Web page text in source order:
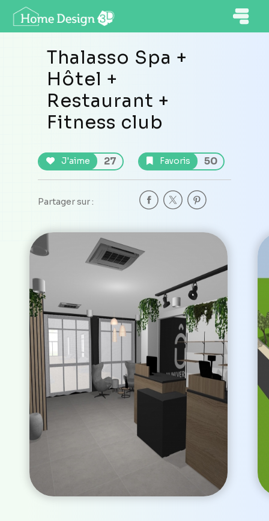
Thalasso Spa +
Hôtel +
Restaurant +
Fitness club
J'aime 27 Favoris 50
Partager sur :